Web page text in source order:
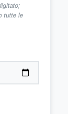
tutte le